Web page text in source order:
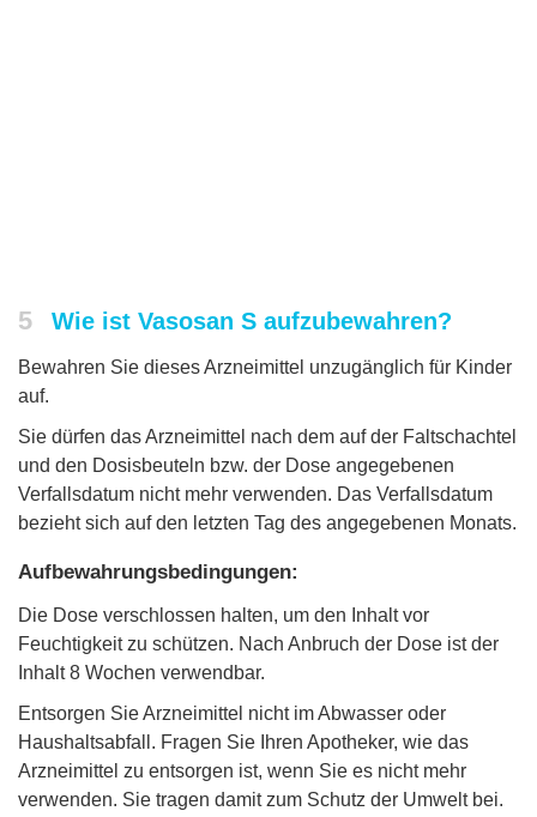
5 Wie ist Vasosan S aufzubewahren?
Bewahren Sie dieses Arzneimittel unzugänglich für Kinder
auf.
Sie dürfen das Arzneimittel nach dem auf der Faltschachtel
und den Dosisbeuteln bzw. der Dose angegebenen
Verfallsdatum nicht mehr verwenden. Das Verfallsdatum
bezieht sich auf den letzten Tag des angegebenen Monats.
Aufbewahrungsbedingungen:
Die Dose verschlossen halten, um den Inhalt vor
Feuchtigkeit zu schützen. Nach Anbruch der Dose ist der
Inhalt 8 Wochen verwendbar.
Entsorgen Sie Arzneimittel nicht im Abwasser oder
Haushaltsabfall. Fragen Sie Ihren Apotheker, wie das
Arzneimittel zu entsorgen ist, wenn Sie es nicht mehr
verwenden. Sie tragen damit zum Schutz der Umwelt bei.